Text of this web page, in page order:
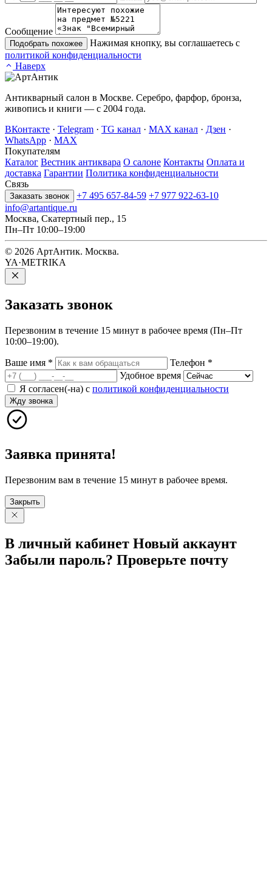
Сообщение
Подобрать похожее
Нажимая кнопку, вы соглашаетесь с
политикой конфиденциальности
Наверх
Антикварный салон в Москве. Серебро, фарфор, бронза,
живопись и книги — с 2004 года.
ВКонтакте · Telegram · TG канал · MAX канал · Дзен ·
WhatsApp · MAX
Покупателям
Каталог Вестник антиквара О салоне Контакты Оплата и
доставка Гарантии Политика конфиденциальности
Связь
Заказать звонок +7 495 657-84-59 +7 977 922-63-10
info@artantique.ru
Москва, Скатертный пер., 15
Пн–Пт 10:00–19:00
© 2026 АртАнтик. Москва.
YA·METRIKA
Заказать звонок
Перезвоним в течение 15 минут в рабочее время (Пн–Пт
10:00–19:00).
Ваше имя * Телефон *
Удобное время
Я согласен(-на) с политикой конфиденциальности
Жду звонка
Заявка принята!
Перезвоним вам в течение 15 минут в рабочее время.
Закрыть
В личный кабинет Новый аккаунт
Забыли пароль? Проверьте почту